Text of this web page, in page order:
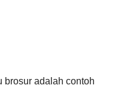
brosur adalah contoh